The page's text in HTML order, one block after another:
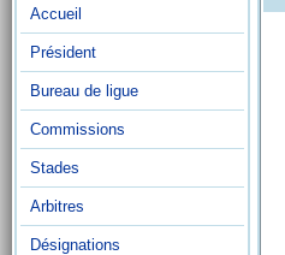
Accueil
Président
Bureau de ligue
Commissions
Stades
Arbitres
Désignations